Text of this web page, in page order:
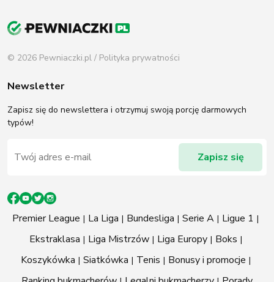
Zapisz się do newslettera i otrzymuj swoją porcję darmowych
Serie A Ligue 1
Ekstraklasa
Liga Mistrzów Liga Europy
Boks
Ranking bukmacherów